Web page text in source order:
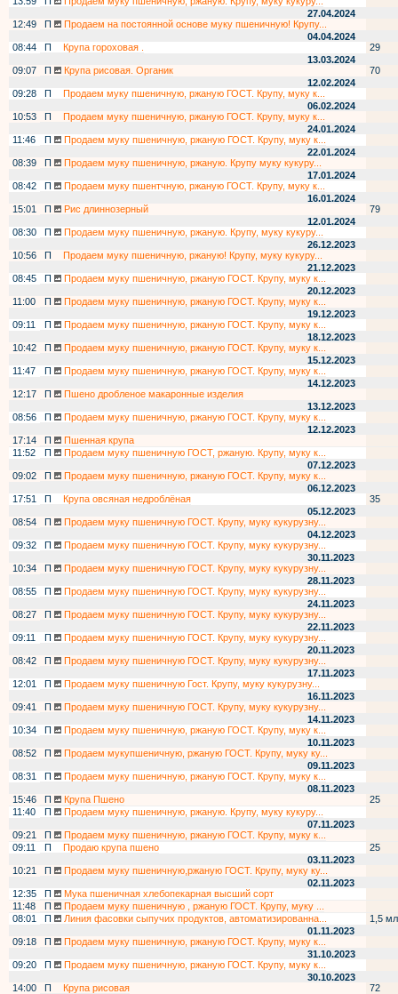
27.04.2024
12:49
П
Продаем на постоянной основе муку пшеничную! Крупу...
04.04.2024
08:44
П Крупа гороховая .
29
13.03.2024
09:07
П Крупа рисовая. Органик
70
12.02.2024
09:28
П
Продаем муку пшеничную, ржаную ГОСТ. Крупу, муку к...
06.02.2024
10:53
П
Продаем муку пшеничную, ржаную ГОСТ. Крупу, муку к...
24.01.2024
11:46
П
Продаем муку пшеничную, ржаную ГОСТ. Крупу, муку к...
22.01.2024
08:39
П
Продаем муку пшеничную, ржаную. Крупу муку кукуру...
17.01.2024
08:42
П
Продаем муку пшентчную, ржаную ГОСТ. Крупу, муку к...
16.01.2024
15:01
П Рис длиннозерный
79
12.01.2024
08:30
П
Продаем муку пшеничную, ржаную. Крупу, муку кукуру...
26.12.2023
10:56
П
Продаем муку пшеничную, ржаную! Крупу, муку кукуру...
21.12.2023
08:45
П
Продаем муку пшеничную, ржаную ГОСТ. Крупу, муку к...
20.12.2023
11:00
П
Продаем муку пшеничную, ржаную ГОСТ. Крупу, муку к...
19.12.2023
09:11
П
Продаем муку пшеничную, ржаную ГОСТ. Крупу, муку к...
18.12.2023
10:42
П
Продаем муку пшеничную, ржаную ГОСТ. Крупу, муку к...
15.12.2023
11:47
П
Продаем муку пшеничную, ржаную ГОСТ. Крупу, муку к...
14.12.2023
12:17
П
Пшено дробленое макаронные изделия
13.12.2023
08:56
П
Продаем муку пшеничную, ржаную ГОСТ. Крупу, муку к...
12.12.2023
17:14
П
Пшенная крупа
11:52
П
Продаем муку пшеничную ГОСТ, ржаную. Крупу, муку к...
07.12.2023
09:02
П
Продаем муку пшеничную, ржаную ГОСТ. Крупу, муку к...
06.12.2023
17:51
П Крупа овсяная недроблёная
35
05.12.2023
08:54
П
Продаем муку пшеничную ГОСТ. Крупу, муку кукурузну...
04.12.2023
09:32
П
Продаем муку пшеничную ГОСТ. Крупу, муку кукурузну...
30.11.2023
10:34
П
Продаем муку пшеничную ГОСТ. Крупу, муку кукурузну...
28.11.2023
08:55
П
Продаем муку пшеничную ГОСТ. Крупу, муку кукурузну...
24.11.2023
08:27
П
Продаем муку пшеничную ГОСТ. Крупу, муку кукурузну...
22.11.2023
09:11
П
Продаем муку пшеничную ГОСТ. Крупу, муку кукурузну...
20.11.2023
08:42
П
Продаем муку пшеничную ГОСТ. Крупу, муку кукурузну...
17.11.2023
12:01
П
Продаем муку пшеничную Гост. Крупу, муку кукурузну...
16.11.2023
09:41
П
Продаем муку пшеничную ГОСТ. Крупу, муку кукурузну...
14.11.2023
10:34
П
Продаем муку пшеничную, ржаную ГОСТ. Крупу, муку к...
10.11.2023
08:52
П
Продаем мукупшеничную, ржаную ГОСТ. Крупу, муку ку...
09.11.2023
08:31
П
Продаем муку пшеничную, ржаную ГОСТ. Крупу, муку к...
08.11.2023
15:46
П Крупа Пшено
25
11:40
П
Продаем муку пшеничную, ржаную. Крупу, муку кукуру...
07.11.2023
09:21
П
Продаем муку пшеничную, ржаную ГОСТ. Крупу, муку к...
09:11
П Продаю крупа пшено
25
03.11.2023
10:21
П
Продаем муку пшеничную,ржаную ГОСТ. Крупу, муку ку...
02.11.2023
12:35
П
Мука пшеничная хлебопекарная высший сорт
11:48
П
Продаем муку пшеничную , ржаную ГОСТ. Крупу, муку ...
08:01
П Линия фасовки сыпучих продуктов, автоматизированна...
1,5
01.11.2023
09:18
П
Продаем муку пшеничную, ржаную ГОСТ. Крупу, муку к...
31.10.2023
09:20
П
Продаем муку пшеничную, ржаную ГОСТ. Крупу, муку к...
30.10.2023
14:00
П Крупа рисовая
72